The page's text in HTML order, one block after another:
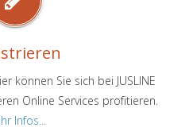
können Sie sich bei JUSLINE
Online Services profitieren.
Infos...